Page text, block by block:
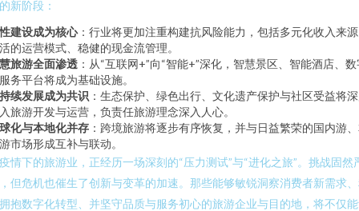
新阶段：
建设成为核心：行业将更加注重构建抗风险能力，包括多元化收入来
的运营模式、稳健的现金流管理。
旅游全面渗透 ：从“互联网+”向“智能+”深化，智慧景区、智能酒店、
务平台将成为基础设施。
续发展成为共识 ：生态保护、绿色出行、文化遗产保护与社区受益将
旅游开发与运营，负责任旅游理念深入人心。
化与本地化并存 ：跨境旅游将逐步有序恢复，并与日益繁荣的国内游
市场形成互补与联动。
情下的旅游业，正经历一场深刻的“压力测试”与“进化之旅”。挑战固然
但危机也催生了创新与变革的加速。那些能够敏锐洞察消费者新需求
抱数字化转型、并坚守品质与服务初心的旅游企业与目的地，将不仅